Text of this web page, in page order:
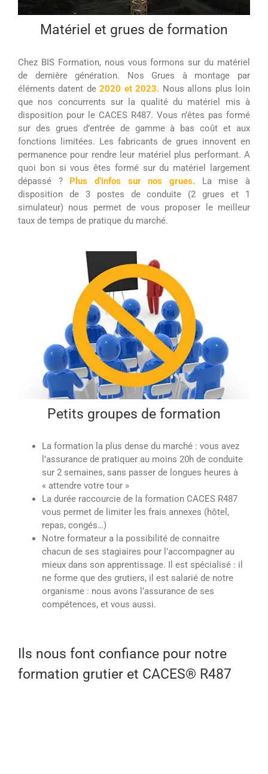
Matériel et grues de formation
Chez BIS Formation, nous vous formons sur du matériel
de dernière génération. Nos Grues à montage par
éléments datent de2020 et 2023. Nous allons plus loin
que nos concurrents sur la qualité du matériel mis à
disposition pour le CACES R487. Vous n’êtes pas formé
sur des grues d’entrée de gamme à bas coût et aux
fonctions limitées. Les fabricants de grues innovent en
permanence pour rendre leur matériel plus performant. A
quoi bon si vous êtes formé sur du matériel largement
dépassé ? Plus d’infos sur nos grues. La mise à
disposition de 3 postes de conduite (2 grues et 1
simulateur) nous permet de vous proposer le meilleur
taux de temps de pratique du marché.
Petits groupes de formation
La formation la plus dense du marché : vous avez
l’assurance de pratiquer au moins 20h de conduite
sur 2 semaines, sans passer de longues heures à
« attendre votre tour »
La durée raccourcie de la formation CACES R487
vous permet de limiter les frais annexes (hôtel,
repas, congés…)
Notre formateur a la possibilité de connaitre
chacun de ses stagiaires pour l’accompagner au
mieux dans son apprentissage. Il est spécialisé : il
ne forme que des grutiers, il est salarié de notre
organisme : nous avons l’assurance de ses
compétences, et vous aussi.
Ils nous font confiance pour notre
formation grutier et CACES® R487